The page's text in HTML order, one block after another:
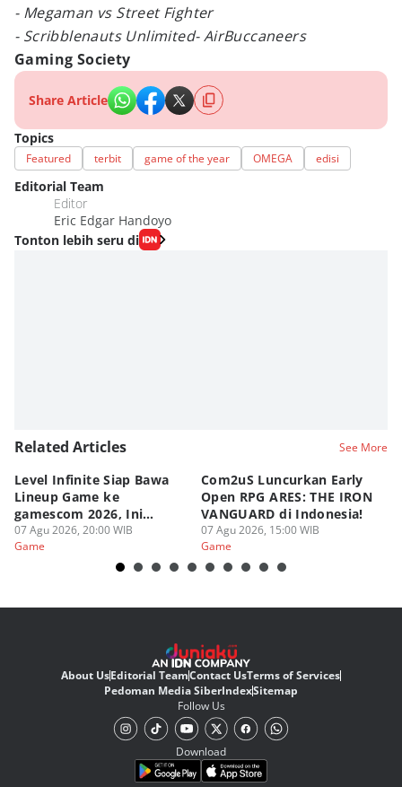
- Megaman vs Street Fighter
- Scribblenauts Unlimited- AirBuccaneers
Gaming Society
Share Article
Topics
Featured terbit game of the year OMEGA edisi
Editorial Team
Editor
Eric Edgar Handoyo
Tonton lebih seru di
Related Articles See More
Level Infinite Siap Bawa
Lineup Game ke
gamescom 2026, Ini
Judulnya!
07 Agu 2026, 20:00 WIB
Game
Com2uS Luncurkan Early
Open RPG ARES: THE IRON
VANGUARD di Indonesia!
07 Agu 2026, 15:00 WIB
Game
About UsEditorial TeamContact UsTerms of Services
Pedoman Media SiberIndexSitemap
Follow Us
Download